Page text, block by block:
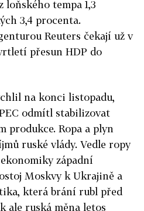
loňského tempa 1,3
3,4 procenta.
Reuters čekají už v
přesun HDP do
na konci listopadu,
odmítl stabilizovat
produkce. Ropa a plyn
ruské vlády. Vedle ropy
západní
Moskvy k Ukrajině a
která brání rubl před
ale ruská měna letos